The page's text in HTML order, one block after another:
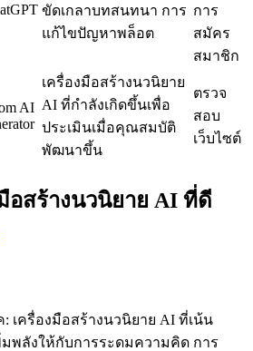
ขัดเกลาบทสนทนา การ
แก้ไขปัญหาพล็อต
การ
สมัคร
สมาชิก
AI
เครื่องมือสร้างนวนิยาย
AI ที่กำลังเกิดขึ้นเพื่อ
ประเมินเมื่อคุณสมบัติ
พัฒนาขึ้น
ตรวจ
สอบ
เว็บไซต์
อสร้างนวนิยาย AI ที่ดี
เครื่องมือสร้างนวนิยาย AI ที่เน้น
มพลังให้กับการระดมความคิด การ